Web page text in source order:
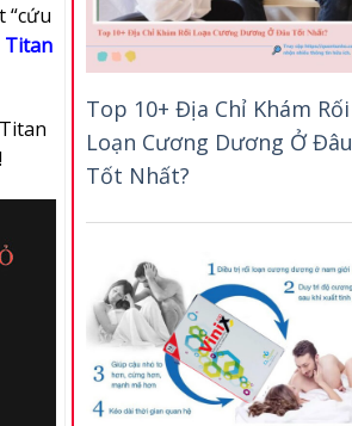
“cứu
Titan
Top 10+ Địa Chỉ Khám Rối
Loạn Cương Dương Ở Đâu
Tốt Nhất?